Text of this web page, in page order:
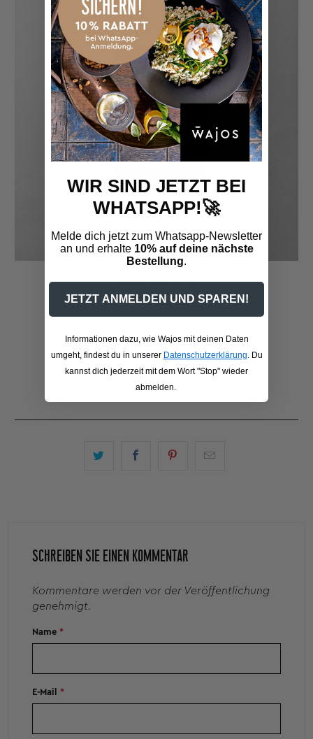
WINTER BRUSCHETTA
7,95 €
Bald wieder verfügbar
SCHREIBEN SIE EINEN KOMMENTAR
Kommentare werden vor der Veröffentlichung
genehmigt.
Name *
E-Mail *
WIR SIND JETZT BEI
WHATSAPP!🚀
Melde dich jetzt zum Whatsapp-Newsletter
an und erhalte 10% auf deine nächste
Bestellung.
JETZT ANMELDEN UND SPAREN!
Informationen dazu, wie Wajos mit deinen Daten
umgeht, findest du in unserer Datenschutzerklärung . Du
kannst dich jederzeit mit dem Wort "Stop" wieder
abmelden.